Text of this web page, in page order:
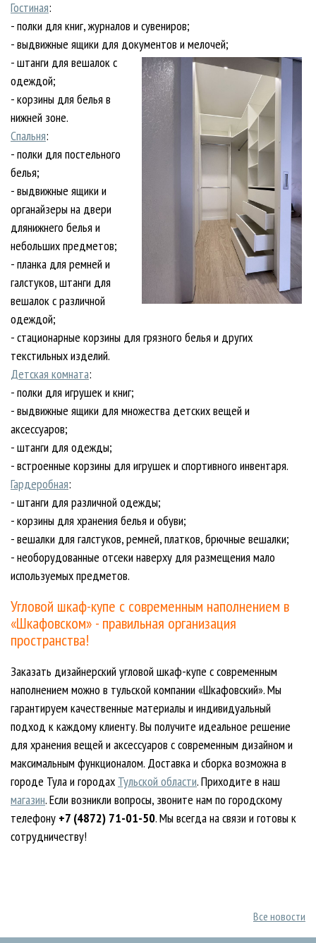
Гостиная:
- полки для книг, журналов и сувениров;
- выдвижные ящики для документов и мелочей;
- штанги для вешалок с
одеждой;
- корзины для белья в
нижней зоне.
Спальня:
- полки для постельного
белья;
- выдвижные ящики и
органайзеры на двери
длянижнего белья и
небольших предметов;
- планка для ремней и
галстуков, штанги для
вешалок с различной
одеждой;
- стационарные корзины для грязного белья и других
текстильных изделий.
Детская комната:
- полки для игрушек и книг;
- выдвижные ящики для множества детских вещей и
аксессуаров;
- штанги для одежды;
- встроенные корзины для игрушек и спортивного инвентаря.
Гардеробная:
- штанги для различной одежды;
- корзины для хранения белья и обуви;
- вешалки для галстуков, ремней, платков, брючные вешалки;
- необорудованные отсеки наверху для размещения мало
используемых предметов.
Угловой шкаф-купе с современным наполнением в
«Шкафовском» - правильная организация
пространства!
Заказать дизайнерский угловой шкаф-купе с современным
наполнением можно в тульской компании «Шкафовский». Мы
гарантируем качественные материалы и индивидуальный
подход к каждому клиенту. Вы получите идеальное решение
для хранения вещей и аксессуаров с современным дизайном и
максимальным функционалом. Доставка и сборка возможна в
городе Тула и городах Тульской области. Приходите в наш
магазин. Если возникли вопросы, звоните нам по городскому
телефону +7 (4872) 71-01-50. Мы всегда на связи и готовы к
сотрудничеству!
Все новости